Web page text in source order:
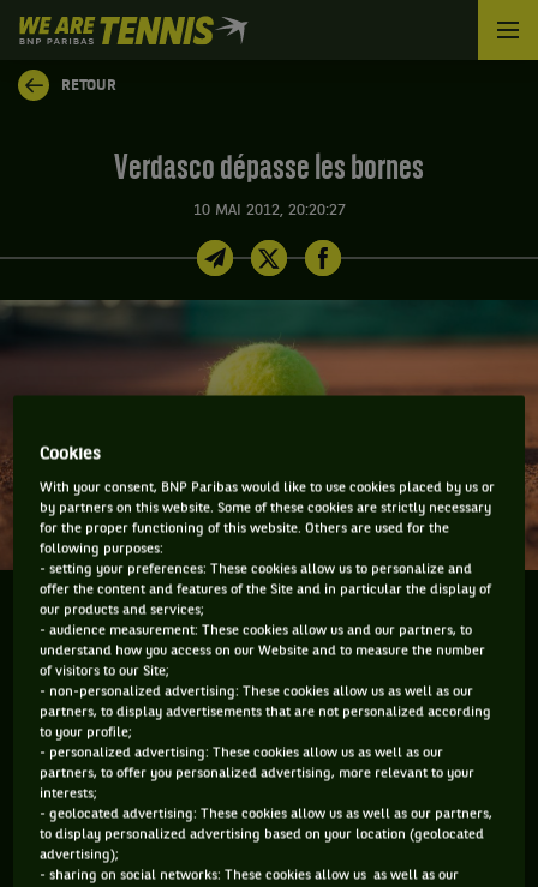
We
are
Tennis
by
RETOUR
Verdasco dépasse les bornes
10 MAI 2012, 20:20:27
J'étais comme vous. Lorsque Rafael Nadal prenait des
heures à tirer sur sa culotte entre les points de
services et dépassait allègrement les trente
secondes autorisées, ça m’exaspérait. Non seulement
je ne comprenais...
J'étais comme vous. LorsqueRafael Nadalprenait des heures
à tirer sur sa culotte entre les points de services et dépassait
allègrement les trente secondes autorisées, ça m’exaspérait.
Non seulement je ne comprenais pas pourquoi monsieur
Nadal avait le droit de ne pas respecter les règles sans se
Cookies
With your consent, BNP Paribas would like to use cookies placed by us or
by partners on this website. Some of these cookies are strictly necessary
for the proper functioning of this website. Others are used for the
following purposes:
- setting your preferences: These cookies allow us to personalize and
offer the content and features of the Site and in particular the display of
our products and services;
- audience measurement: These cookies allow us and our partners, to
understand how you access on our Website and to measure the number
of visitors to our Site;
- non-personalized advertising: These cookies allow us as well as our
partners, to display advertisements that are not personalized according
to your profile;
- personalized advertising: These cookies allow us as well as our
partners, to offer you personalized advertising, more relevant to your
interests;
- geolocated advertising: These cookies allow us as well as our partners,
to display personalized advertising based on your location (geolocated
advertising);
- sharing on social networks: These cookies allow us as well as our